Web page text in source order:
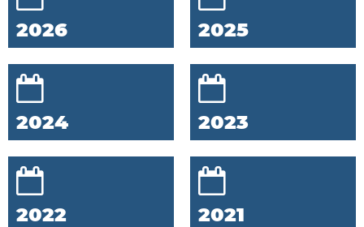
2026 2025
2024 2023
2022 2021